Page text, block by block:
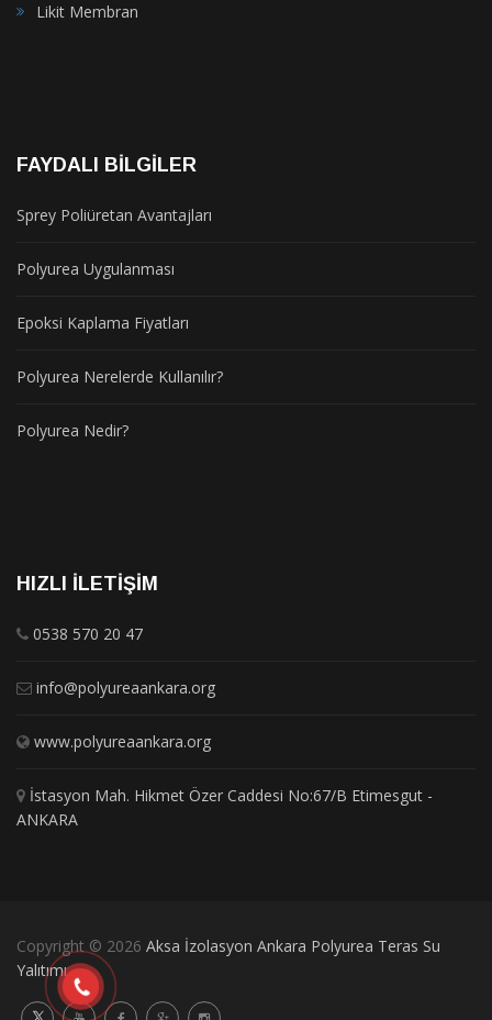
Likit Membran
FAYDALI BILGILER
Sprey Poliüretan Avantajları
Polyurea Uygulanması
Epoksi Kaplama Fiyatları
Polyurea Nerelerde Kullanılır?
Polyurea Nedir?
HIZLI İLETIŞIM
0538 570 20 47
info@polyureaankara.org
www.polyureaankara.org
İstasyon Mah. Hikmet Özer Caddesi No:67/B Etimesgut -
ANKARA
Copyright © 2026 Aksa İzolasyon Ankara Polyurea Teras Su
Yalıtımı